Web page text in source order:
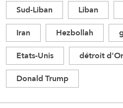
Sud-Liban Liban
Iran
Hezbollah
Etats-Unis
détroit
Donald Trump